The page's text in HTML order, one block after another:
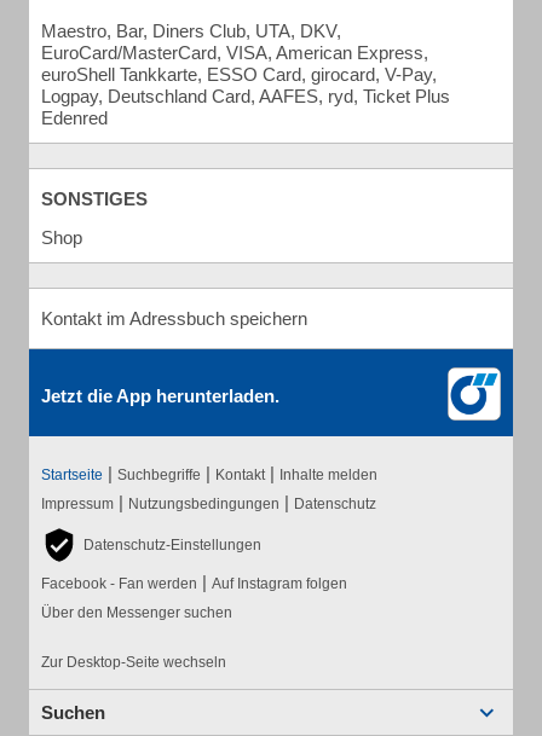
Maestro, Bar, Diners Club, UTA, DKV,
EuroCard/MasterCard, VISA, American Express,
euroShell Tankkarte, ESSO Card, girocard, V-Pay,
Logpay, Deutschland Card, AAFES, ryd, Ticket Plus
Edenred
SONSTIGES
Shop
Kontakt im Adressbuch speichern
Jetzt die App herunterladen.
Startseite | Suchbegriffe | Kontakt | Inhalte melden
Impressum | Nutzungsbedingungen | Datenschutz
Datenschutz-Einstellungen
Facebook - Fan werden | Auf Instagram folgen
Über den Messenger suchen
Zur Desktop-Seite wechseln
Suchen